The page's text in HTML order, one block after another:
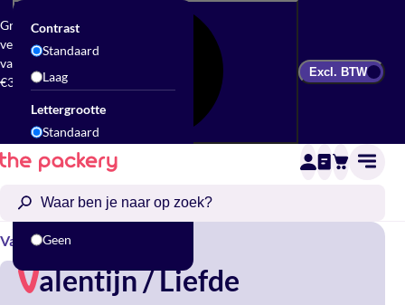
Gratis
verzending
vanaf
€300
Contrast
Standaard
Laag
Lettergrootte
Standaard
Groot
Geen
Excl. BTW
Valentijn / Liefde
Valentijn / Liefde